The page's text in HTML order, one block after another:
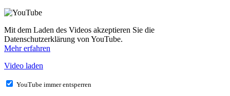
Mit dem Laden des Videos akzeptieren Sie die
Datenschutzerklärung von YouTube.
Mehr erfahren
Video laden
YouTube immer entsperren